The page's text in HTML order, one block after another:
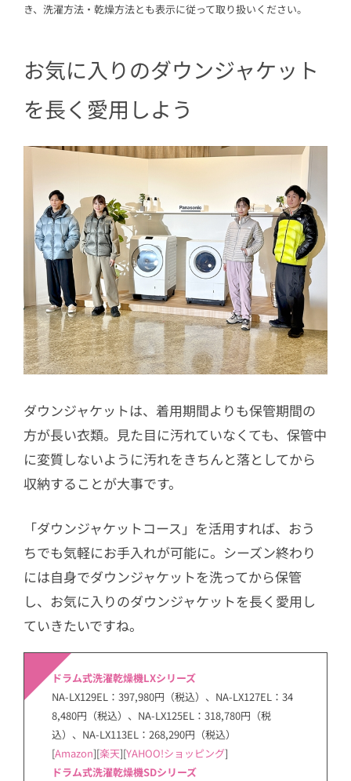
き、洗濯方法・乾燥方法とも表示に従って取り扱いください。
お気に入りのダウンジャケット
を長く愛用しよう
ダウンジャケットは、着用期間よりも保管期間の
方が長い衣類。見た目に汚れていなくても、保管中
に変質しないように汚れをきちんと落としてから
収納することが大事です。
「ダウンジャケットコース」を活用すれば、おう
ちでも気軽にお手入れが可能に。シーズン終わり
には自身でダウンジャケットを洗ってから保管
し、お気に入りのダウンジャケットを長く愛用し
ていきたいですね。
ドラム式洗濯乾燥機LXシリーズ
NA-LX129EL：397,980円（税込）、NA-LX127EL：34
8,480円（税込）、NA-LX125EL：318,780円（税
込）、NA-LX113EL：268,290円（税込）
[Amazon][楽天][YAHOO!ショッピング]
ドラム式洗濯乾燥機SDシリーズ